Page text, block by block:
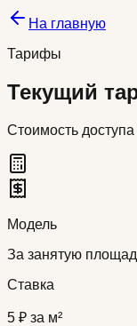
На главную
Тарифы
Текущий
Стоимость
Модель
За занятую
Ставка
5 ₽ за м²